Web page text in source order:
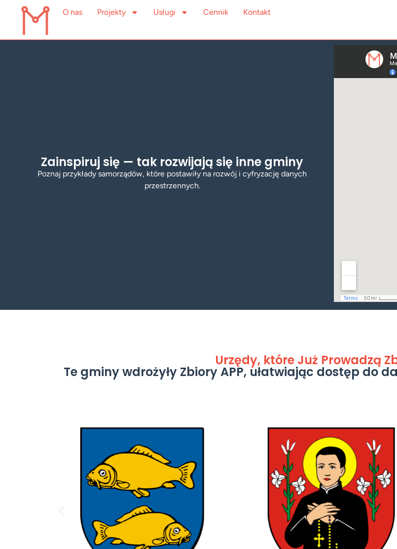
O nas Projekty Usługi Cennik Kontakt
Zainspiruj się — tak rozwijają się inne gminy
Poznaj przykłady samorządów, które postawiły na rozwój i cyfryzację danych
przestrzennych.
Urzędy, które Już Prowadzą
Te gminy wdrożyły Zbiory APP, ułatwiając dostęp do